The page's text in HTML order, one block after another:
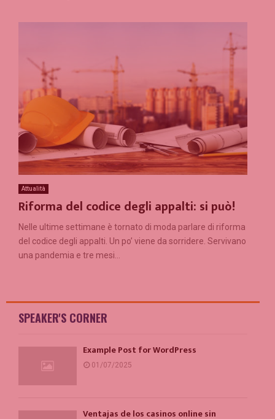
Attualità
Riforma del codice degli appalti: si può!
Nelle ultime settimane è tornato di moda parlare di riforma
del codice degli appalti. Un po’ viene da sorridere. Servivano
una pandemia e tre mesi...
SPEAKER'S CORNER
Example Post for WordPress
01/07/2025
Ventajas de los casinos online sin